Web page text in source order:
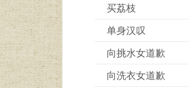
买荔枝
单身汉叹
向挑水女道歉
向洗衣女道歉